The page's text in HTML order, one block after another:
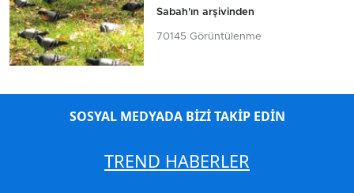
Sabah'ın arşivinden
70145 Görüntülenme
SOSYAL MEDYADA BİZİ TAKİP EDİN
TREND HABERLER